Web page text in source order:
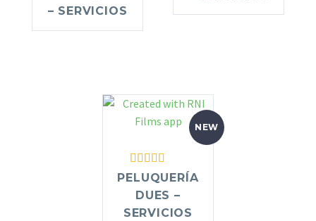
– SERVICIOS
NEW
Rated5.00
out of 5
PELUQUERÍA
DUES –
SERVICIOS